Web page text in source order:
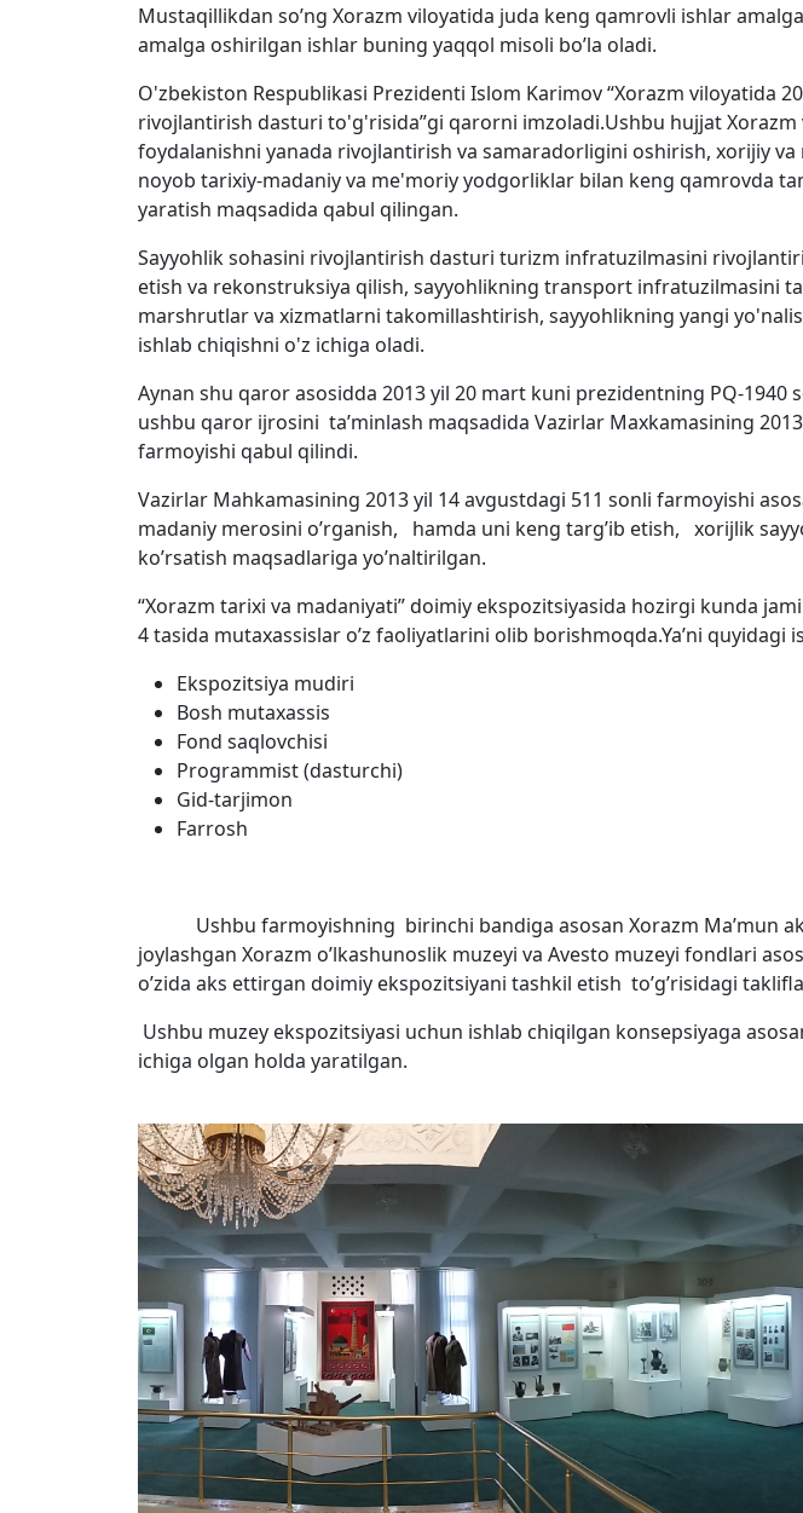
Mustaqillikdan so’ng Xorazm viloyatida juda keng qamrovli ishlar
amalga oshirilgan ishlar buning yaqqol misoli bo’la oladi.
O'zbekiston Respublikasi Prezidenti Islom Karimov “Xorazm viloyatida
rivojlantirish dasturi to'g'risida”gi qarorni imzoladi.Ushbu hujjat
foydalanishni yanada rivojlantirish va samaradorligini oshirish, xorijiy
noyob tarixiy-madaniy va me'moriy yodgorliklar bilan keng qamrovda
yaratish maqsadida qabul qilingan.
Sayyohlik sohasini rivojlantirish dasturi turizm infratuzilmasini
etish va rekonstruksiya qilish, sayyohlikning transport infratuzilmasini
marshrutlar va xizmatlarni takomillashtirish, sayyohlikning yangi
ishlab chiqishni o'z ichiga oladi.
Aynan shu qaror asosidda 2013 yil 20 mart kuni prezidentning PQ-
ushbu qaror ijrosini ta’minlash maqsadida Vazirlar Maxkamasining
farmoyishi qabul qilindi.
Vazirlar Mahkamasining 2013 yil 14 avgustdagi 511 sonli farmoyishi
madaniy merosini o’rganish, hamda uni keng targ’ib etish, xorijlik
ko’rsatish maqsadlariga yo’naltirilgan.
“Xorazm tarixi va madaniyati” doimiy ekspozitsiyasida hozirgi kunda
4 tasida mutaxassislar o’z faoliyatlarini olib borishmoqda.Ya’ni quyidagi
Ekspozitsiya mudiri
Bosh mutaxassis
Fond saqlovchisi
Programmist (dasturchi)
Gid-tarjimon
Farrosh
Ushbu farmoyishning birinchi bandiga asosan Xorazm Ma’mun
joylashgan Xorazm o’lkashunoslik muzeyi va Avesto muzeyi fondlari
o’zida aks ettirgan doimiy ekspozitsiyani tashkil etish to’g’risidagi
Ushbu muzey ekspozitsiyasi uchun ishlab chiqilgan konsepsiyaga
ichiga olgan holda yaratilgan.